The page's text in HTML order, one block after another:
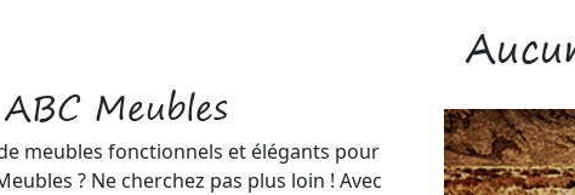
Meubles
meubles fonctionnels et élégants pour
? Ne cherchez pas plus loin ! Avec